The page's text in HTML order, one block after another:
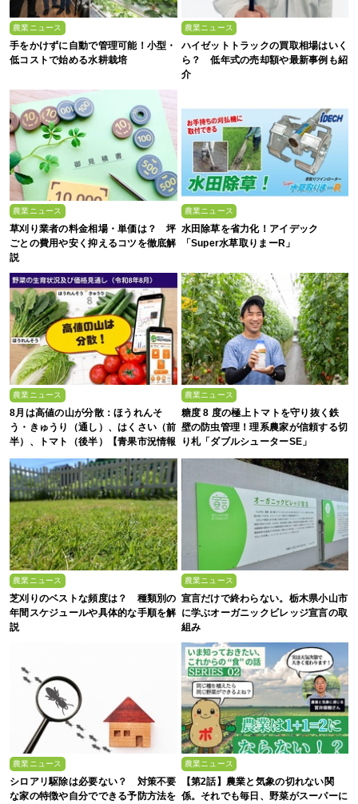
農業ニュース
手をかけずに自動で管理可能！小型・
低コストで始める水耕栽培
農業ニュース
ハイゼットトラックの買取相場はいく
ら？ 低年式の売却額や最新事例も紹
介
農業ニュース
草刈り業者の料金相場・単価は？ 坪
ごとの費用や安く抑えるコツを徹底解
説
農業ニュース
水田除草を省力化！アイデック
「Super水草取りまーR」
農業ニュース
8月は高値の山が分散：ほうれんそ
う・きゅうり（通し）、はくさい（前
半）、トマト（後半）【青果市況情報
アプリ「YAOYASAN」】
農業ニュース
糖度 8 度の極上トマトを守り抜く鉄
壁の防虫管理！理系農家が信頼する切
り札「ダブルシューターSE」
農業ニュース
芝刈りのベストな頻度は？ 種類別の
年間スケジュールや具体的な手順を解
説
農業ニュース
宣言だけで終わらない。栃木県小山市
に学ぶオーガニックビレッジ宣言の取
組み
農業ニュース
シロアリ駆除は必要ない？ 対策不要
な家の特徴や自分でできる予防方法を
農業ニュース
【第2話】農業と気象の切れない関
係。それでも毎日、野菜がスーパーに